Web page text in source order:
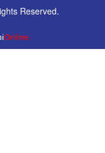
Reserved.
Online.